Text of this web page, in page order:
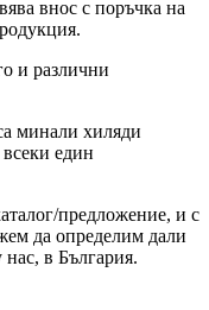
внос с поръчка на
и различни
минали хиляди
един
предложение, и с
да определим дали
нас, в България.